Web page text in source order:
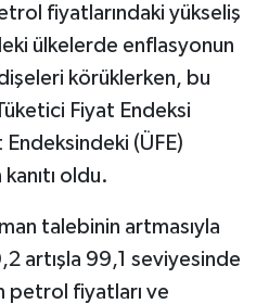
fiyatlarındaki yükseliş
ülkelerde enflasyonun
körüklerken, bu
Fiyat Endeksi
(ÜFE)
oldu.
talebinin artmasıyla
artışla 99,1 seviyesinde
petrol fiyatları ve